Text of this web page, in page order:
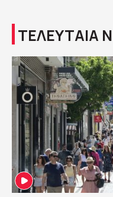
ΤΕΛΕΥΤΑΙΑ